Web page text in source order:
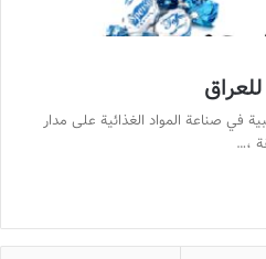
في صناعة المواد الغذائية على مدار
،…